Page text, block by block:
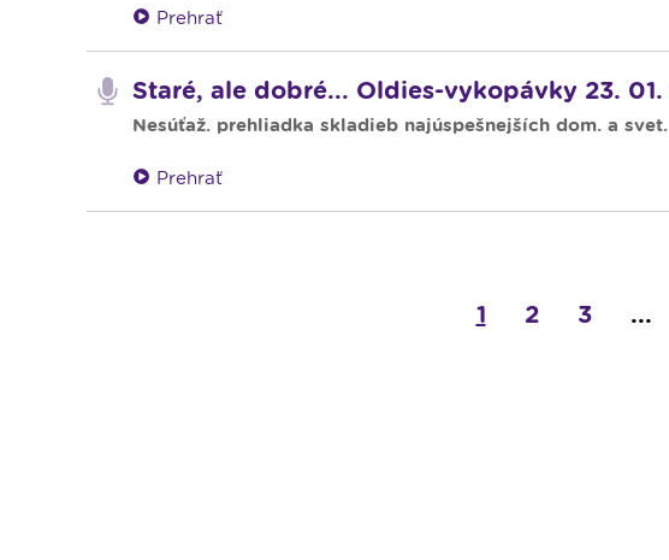
Prehrať
Staré, ale dobré... Oldies-vykopávky 23. 01.
Nesúťaž. prehliadka skladieb najúspešnejších dom. a
Prehrať
1 2 3 ...